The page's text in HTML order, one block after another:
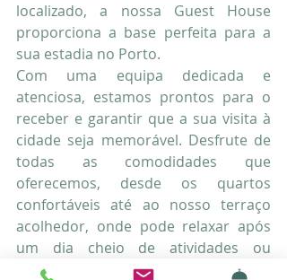
localizado, a nossa Guest House
proporciona a base perfeita para a
sua estadia no Porto.
Com uma equipa dedicada e
atenciosa, estamos prontos para o
receber e garantir que a sua visita à
cidade seja memorável. Desfrute de
todas as comodidades que
oferecemos, desde os quartos
confortáveis até ao nosso terraço
acolhedor, onde pode relaxar após
um dia cheio de atividades ou
trabalho.